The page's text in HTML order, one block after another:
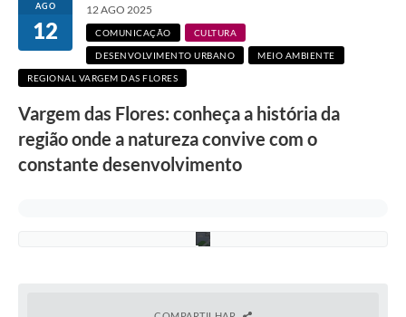
AGO
12
12 AGO 2025
COMUNICAÇÃO CULTURA
DESENVOLVIMENTO URBANO MEIO AMBIENTE
REGIONAL VARGEM DAS FLORES
Vargem das Flores: conheça a história da
região onde a natureza convive com o
constante desenvolvimento
t
o
r
V
â
n
c
o